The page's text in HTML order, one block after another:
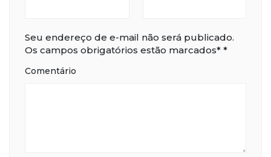
Seu endereço de e-mail não será publicado.
Os campos obrigatórios estão marcados* *
Comentário